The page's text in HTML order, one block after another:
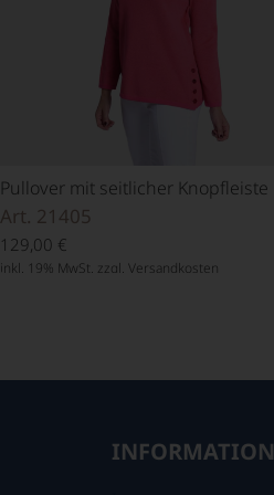
Pullover mit seitlicher Knopfleiste
Art. 21405
129,00 €
inkl. 19% MwSt. zzgl. Versandkosten
INFORMATION